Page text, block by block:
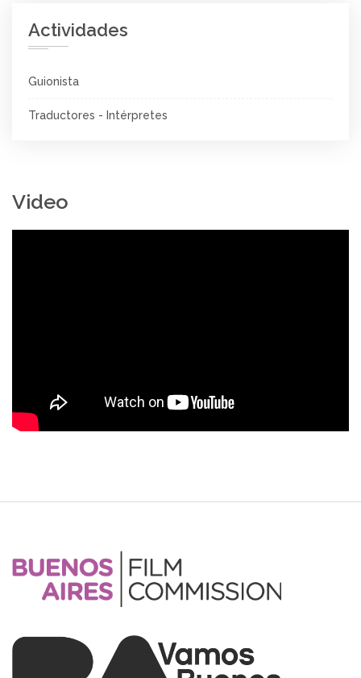
Actividades
Guionista
Traductores - Intérpretes
Video